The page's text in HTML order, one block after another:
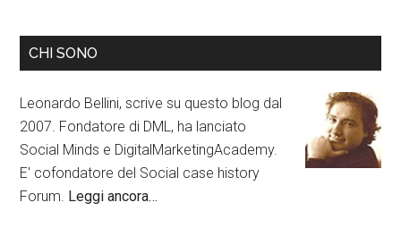
CHI SONO
Leonardo Bellini, scrive su questo blog dal
2007. Fondatore di DML, ha lanciato
Social Minds e DigitalMarketingAcademy.
E' cofondatore del Social case history
Forum. Leggi ancora…